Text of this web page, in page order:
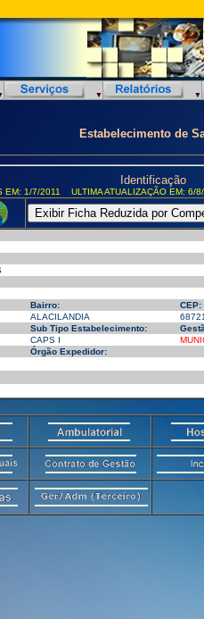
Estabelecimento de
Identificação
EM: 1/7/2011 ULTIMA ATUALIZAÇÃO EM: 6/
Bairro:
CEP:
ALACILANDIA
Sub Tipo Estabelecimento:
CAPS I
Órgão Expedidor: